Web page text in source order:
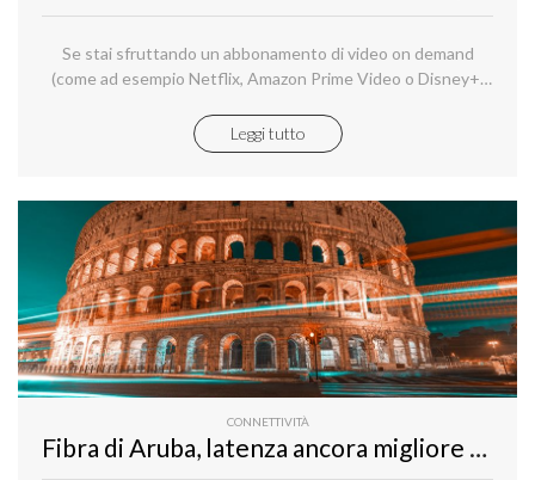
Se stai sfruttando un abbonamento di video on demand
(come ad esempio Netflix, Amazon Prime Video o Disney+)
se non conosci esattamente le caratteristiche della tua
connessione attuale, molto probabilmente non stai
Leggi tutto
CONNETTIVITÀ
Fibra di Aruba, latenza ancora migliore con l’interconnessione di Roma